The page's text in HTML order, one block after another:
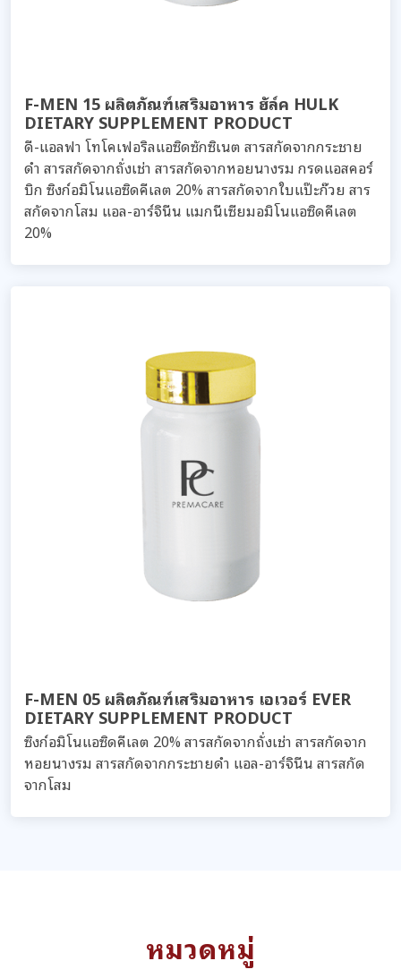
F-MEN 15 ผลิตภัณฑ์เสริมอาหาร ฮัล์ค HULK
DIETARY SUPPLEMENT PRODUCT
ดี-แอลฟา โทโคเฟอริลแอซิดซักซิเนต สารสกัดจากกระชาย
ดำ สารสกัดจากถั่งเช่า สารสกัดจากหอยนางรม กรดแอสคอร์
บิก ซิงก์อมิโนแอซิดคีเลต 20% สารสกัดจากใบแป๊ะก๊วย สาร
สกัดจากโสม แอล-อาร์จินีน แมกนีเซียมอมิโนแอซิดคีเลต
20%
F-MEN 05 ผลิตภัณฑ์เสริมอาหาร เอเวอร์ EVER
DIETARY SUPPLEMENT PRODUCT
ซิงก์อมิโนแอซิดคีเลต 20% สารสกัดจากถั่งเช่า สารสกัดจาก
หอยนางรม สารสกัดจากกระชายดำ แอล-อาร์จินีน สารสกัด
จากโสม
หมวดหมู่